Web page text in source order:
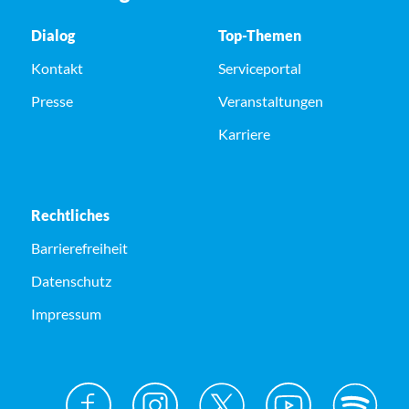
Dialog
Kontakt
Presse
Top-Themen
Serviceportal
Veranstaltungen
Karriere
Rechtliches
Barrierefreiheit
Datenschutz
Impressum